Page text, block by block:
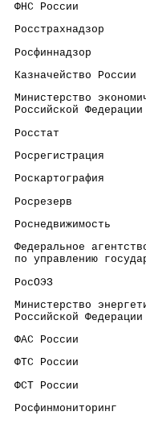
ФНС России
Росфиннадзор
Казначейство
Министерство
Российской Федерации
Росстат
Росрезерв
Федеральное
по управлению
РосОЭЗ
Министерство
Российской Федерации
ФАС России
ФТС России
ФСТ России